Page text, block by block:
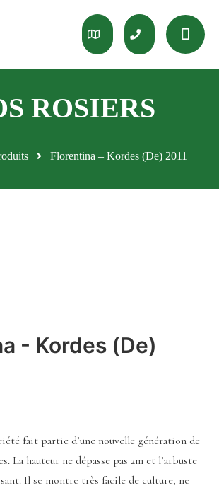
Florentina – Kordes (De) 2011
- Kordes (De)
fait partie d’une nouvelle génération de
La hauteur ne dépasse pas 2m et l’arbuste
Il se montre très facile de culture, ne